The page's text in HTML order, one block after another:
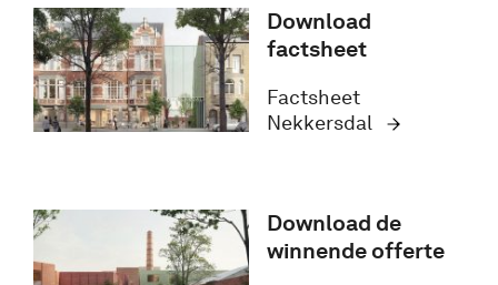
Download
factsheet
Factsheet
Nekkersdal
Download de
winnende offerte